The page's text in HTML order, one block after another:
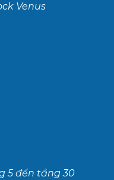
Venus
5 đến tầng 30